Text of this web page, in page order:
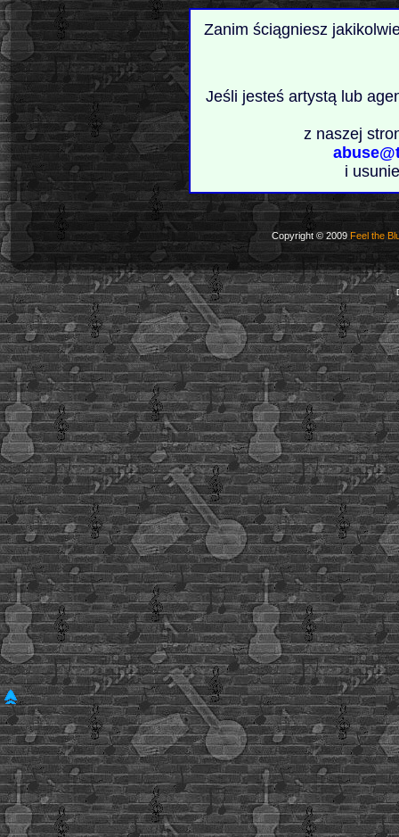
Zanim ściągniesz
Jeśli jesteś artystą lub
z naszej
i
Copyright © 2009 Feel the